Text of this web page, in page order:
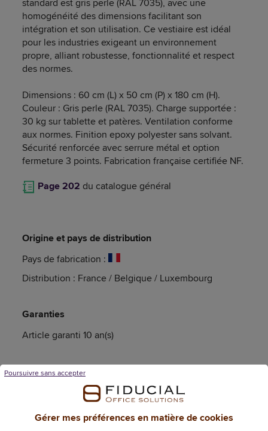
standard est gris perle (RAL 7035), avec une
homogénéité des dimensions facilitant son
intégration et son utilisation. Ce vestiaire est idéal
pour les industries exigeant un environnement
propre, alliant robustesse, fonctionnalité et respect
des normes.
Dimensions : 60 cm (L) x 50 cm (P) x 180 cm (H).
Couleur : Gris perle (RAL 7035). Charge supportée :
30 kg sur tablette et patères. Ventilation conforme
aux normes. Finition epoxy polyester sans solvant.
Sécurité renforcée avec serrure métal et option
fermeture 3 points. Fabrication française certifiée NF.
Page 202 du catalogue général
Origine et pays de distribution
Pays de fabrication :
Distribution : France / Belgique / Luxembourg
Garanties
Article garanti 10 an(s)
Caractéristiques techniques
Informations génériques
Gérer mes préférences en matière de cookies
Poursuivre sans accepter